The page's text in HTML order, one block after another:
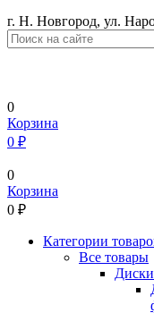
г. Н. Новгород, ул.
0
Корзина
0 ₽
0
Корзина
0 ₽
Категории
Все товары